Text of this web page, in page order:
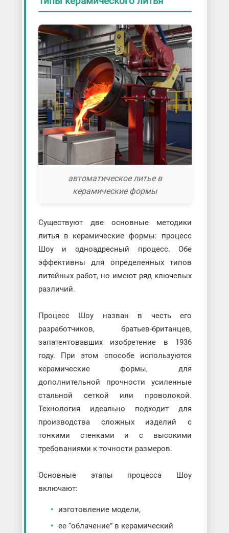
автоматическое литье в
керамические формы
Существуют две основные методики
литья в керамические формы: процесс
Шоу и одноадресный процесс. Обе
эффективны для определенных типов
литейных работ, но имеют ряд ключевых
различий.
Процесс Шоу назван в честь его
разработчиков, братьев-британцев,
запатентовавших изобретение в 1936
году. При этом способе используются
керамические формы, для
дополнительной прочности усиленные
стальной сеткой или проволокой.
Технология идеально подходит для
производства сложных изделий с
тонкими стенками и с высокими
требованиями к точности размеров.
Основные этапы процесса Шоу
включают:
изготовление модели,
ее “облачение” в керамический